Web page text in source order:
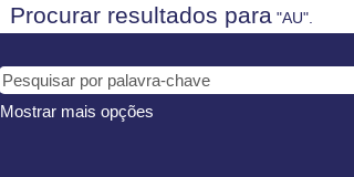
Procurar resultados para "AU".
Mostrar mais opções